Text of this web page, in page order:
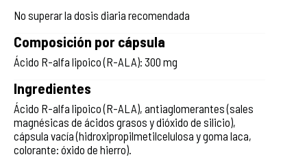
No superar la dosis diaria recomendada
Composición por cápsula
Ácido R-alfa lipoico (R-ALA): 300 mg
Ingredientes
Ácido R-alfa lipoico (R-ALA), antiaglomerantes (sales
magnésicas de ácidos grasos y dióxido de silicio),
cápsula vacía (hidroxipropilmetilcelulosa y goma laca,
colorante: óxido de hierro).